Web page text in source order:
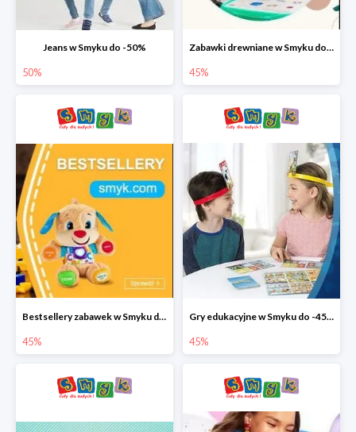
Jeans w Smyku do -50%
50%
Zabawki drewniane w Smyku do -45%
45%
Bestsellery zabawek w Smyku do -45%
45%
Gry edukacyjne w Smyku do -45%
45%